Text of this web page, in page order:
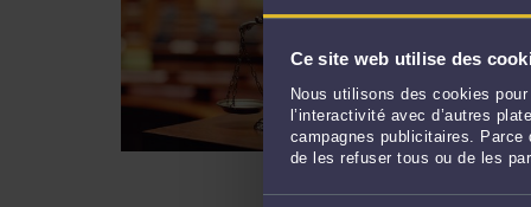
Ce site web utilise des
Nous utilisons des cookies
l’interactivité avec d’autres
campagnes publicitaires.
de les refuser tous ou de les
DANGER
Par Brigitte BOGUCKI
le
Applicable depuis le 1er
modernisation de la
mal pensée cette